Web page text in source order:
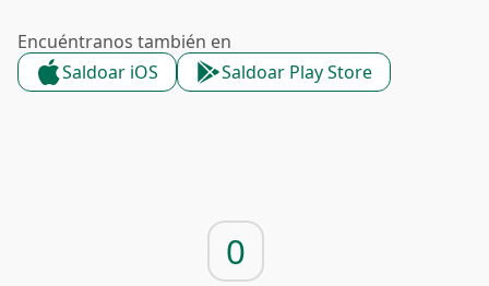
Encuéntranos también en
Saldoar iOS
Saldoar Play Store
0